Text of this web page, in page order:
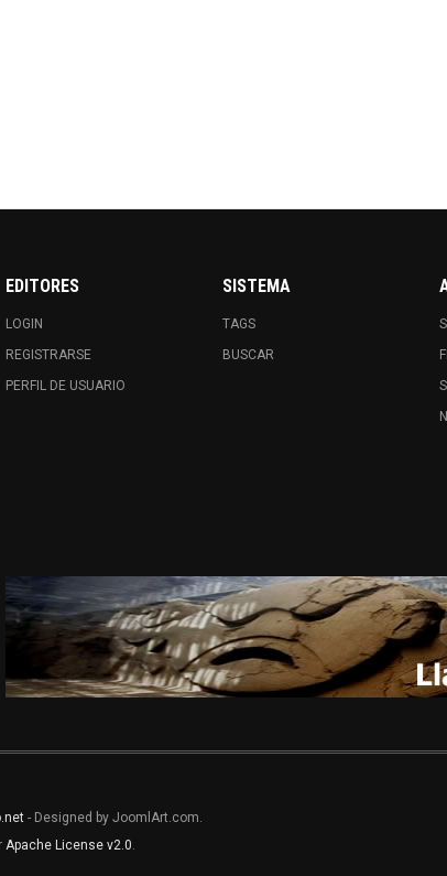
EDITORES
LOGIN
REGISTRARSE
PERFIL DE USUARIO
SISTEMA
TAGS
BUSCAR
- Designed by JoomlArt.com.
Apache License v2.0